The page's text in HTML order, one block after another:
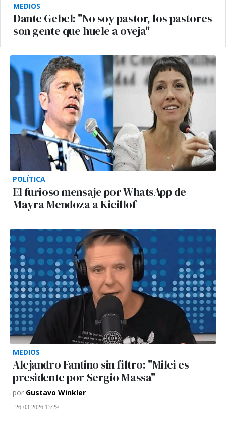
MEDIOS
Dante Gebel: "No soy pastor, los pastores
son gente que huele a oveja"
POLÍTICA
El furioso mensaje por WhatsApp de
Mayra Mendoza a Kicillof
MEDIOS
Alejandro Fantino sin filtro: "Milei es
presidente por Sergio Massa"
por Gustavo Winkler
26-03-2026 13:29